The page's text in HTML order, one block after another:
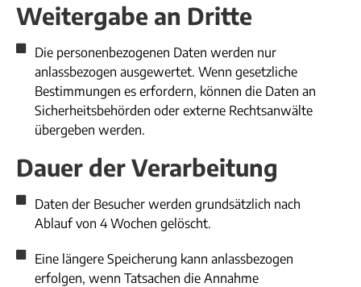
Weitergabe an Dritte
Die personenbezogenen Daten werden nur
anlassbezogen ausgewertet. Wenn gesetzliche
Bestimmungen es erfordern, können die Daten an
Sicherheitsbehörden oder externe Rechtsanwälte
übergeben werden.
Dauer der Verarbeitung
Daten der Besucher werden grundsätzlich nach
Ablauf von 4 Wochen gelöscht.
Eine längere Speicherung kann anlassbezogen
erfolgen, wenn Tatsachen die Annahme